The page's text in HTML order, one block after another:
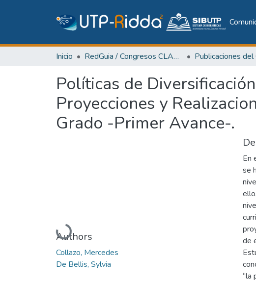
Inicio RedGuia / Congresos CLABES
Políticas de
Proyecciones y
Grado -Primer Avance-.
Cargando...
Authors
Collazo, Mercedes
De Bellis, Sylvia
En
se
de
“la